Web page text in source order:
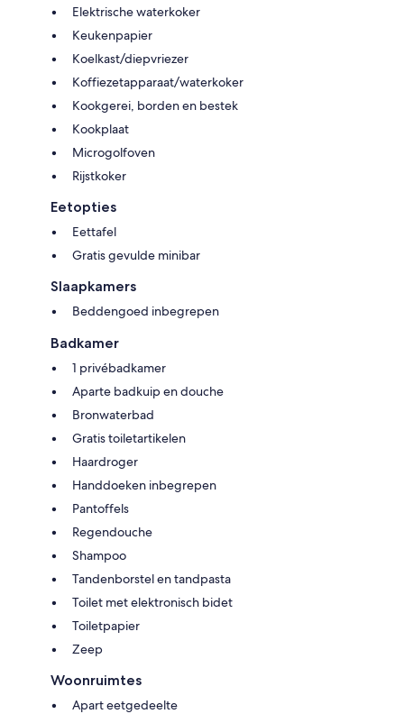
Elektrische waterkoker
Keukenpapier
Koelkast/diepvriezer
Koffiezetapparaat/waterkoker
Kookgerei, borden en bestek
Kookplaat
Microgolfoven
Rijstkoker
Eetopties
Eettafel
Gratis gevulde minibar
Slaapkamers
Beddengoed inbegrepen
Badkamer
1 privébadkamer
Aparte badkuip en douche
Bronwaterbad
Gratis toiletartikelen
Haardroger
Handdoeken inbegrepen
Pantoffels
Regendouche
Shampoo
Tandenborstel en tandpasta
Toilet met elektronisch bidet
Toiletpapier
Zeep
Woonruimtes
Apart eetgedeelte